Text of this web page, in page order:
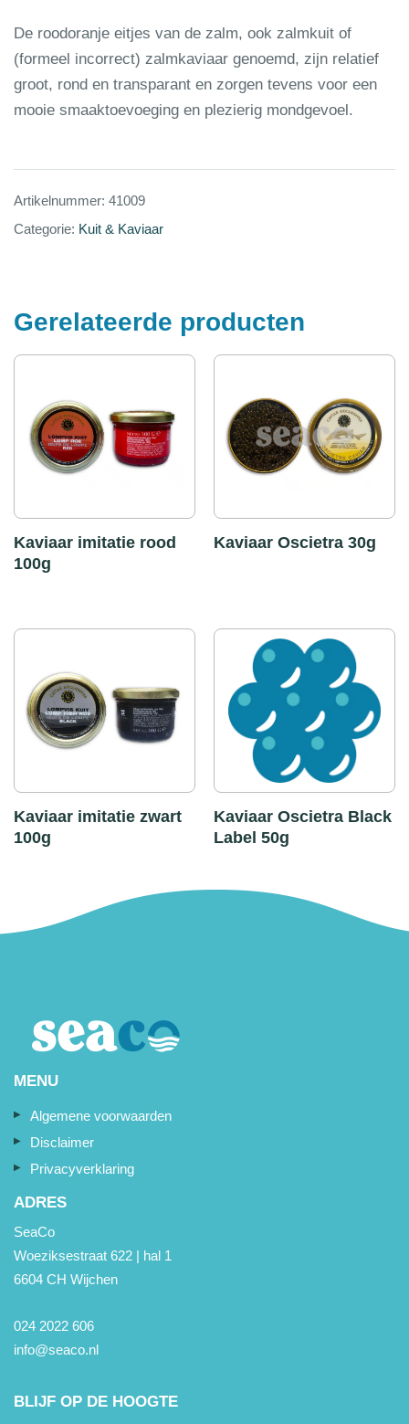
De roodoranje eitjes van de zalm, ook zalmkuit of
(formeel incorrect) zalmkaviaar genoemd, zijn relatief
groot, rond en transparant en zorgen tevens voor een
mooie smaaktoevoeging en plezierig mondgevoel.
Artikelnummer: 41009
Categorie: Kuit & Kaviaar
Gerelateerde producten
Kaviaar imitatie rood
100g
Kaviaar Oscietra 30g
Kaviaar imitatie zwart
100g
Kaviaar Oscietra Black
Label 50g
MENU
Algemene voorwaarden
Disclaimer
Privacyverklaring
ADRES
SeaCo
Woeziksestraat 622 | hal 1
6604 CH Wijchen
024 2022 606
info@seaco.nl
BLIJF OP DE HOOGTE